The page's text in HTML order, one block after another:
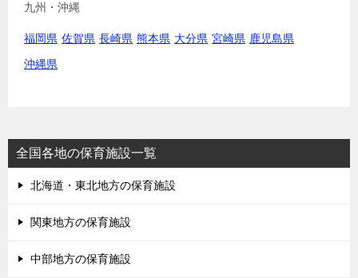
九州・沖縄
福岡県 佐賀県 長崎県 熊本県 大分県 宮崎県 鹿児島県
沖縄県
全国各地の保育施設一覧
北海道・東北地方の保育施設
関東地方の保育施設
中部地方の保育施設